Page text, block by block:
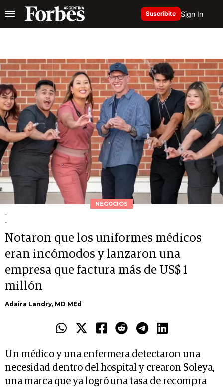
Suscribite Sign In
NEGOCIOS
-
-
Notaron que los uniformes médicos
eran incómodos y lanzaron una
empresa que factura más de US$ 1
millón
Adaira Landry, MD MEd
Un médico y una enfermera detectaron una
necesidad dentro del hospital y crearon Soleya,
una marca que ya logró una tasa de recompra